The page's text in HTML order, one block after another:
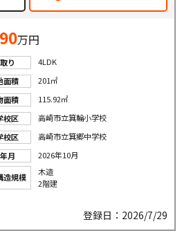
万円
り
4LDK
面積
201㎡
面積
115.92㎡
校区
高崎市立箕輪小学校
校区
高崎市立箕郷中学校
月
2026年10月
造規模
木造
2階建
登録日：2026/7/29